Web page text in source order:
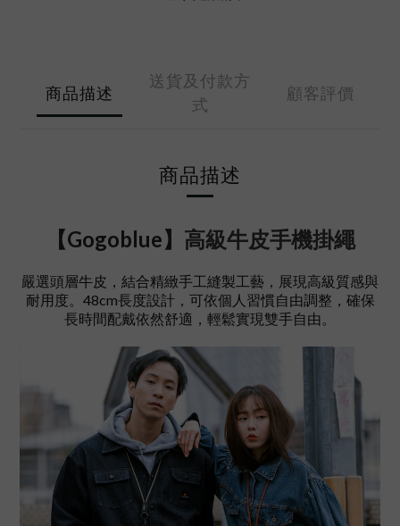
商品描述
送貨及付款方
式
顧客評價
商品描述
【Gogoblue】 高級牛皮手機掛繩
嚴選頭層牛皮，結合精緻手工縫製工藝，展現高級質感與
耐用度。48cm長度設計，可依個人習慣自由調整，確保
長時間配戴依然舒適，輕鬆實現雙手自由。